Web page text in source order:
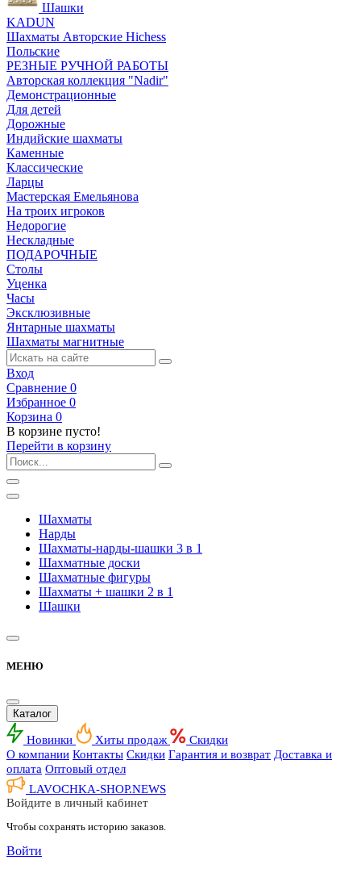
Шашки
KADUN
Шахматы Авторские Hichess
Польские
РЕЗНЫЕ РУЧНОЙ РАБОТЫ
Авторская коллекция "Nadir"
Демонстрационные
Для детей
Дорожные
Индийские шахматы
Каменные
Классические
Ларцы
Мастерская Емельянова
На троих игроков
Недорогие
Нескладные
ПОДАРОЧНЫЕ
Столы
Уценка
Часы
Эксклюзивные
Янтарные шахматы
Шахматы магнитные
Вход
Сравнение 0
Избранное 0
Корзина 0
В корзине пусто!
Перейти в корзину
Шахматы
Нарды
Шахматы-нарды-шашки 3 в 1
Шахматные доски
Шахматные фигуры
Шахматы + шашки 2 в 1
Шашки
МЕНЮ
Каталог
Новинки Хиты продаж
Скидки
О компании Контакты Скидки Гарантия и возврат Доставка и
оплата Оптовый отдел
LAVOCHKA-SHOP.NEWS
Войдите в личный кабинет
Чтобы сохранять историю заказов.
Войти